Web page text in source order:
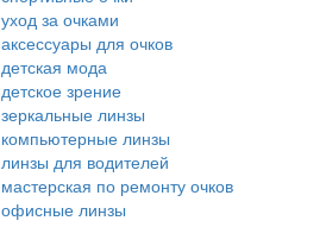
уход за очками
аксессуары для очков
детская мода
детское зрение
зеркальные линзы
компьютерные линзы
линзы для водителей
мастерская по ремонту очков
офисные линзы